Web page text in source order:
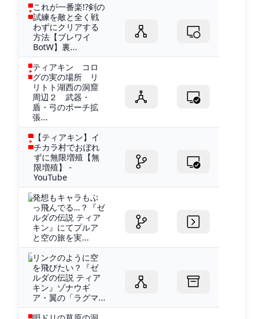
これが一番楽!?剣の
試練を敵と全く戦
わずにクリアする
方法【ブレワイ
BotW】裏...
ティアキン コロ
グの実の場所 リ
リトト湖西の洞窟
周辺２ 武器・
盾・弓のポーチ拡
張...
【ティアキン】イ
チカラ村でおぼれ
ずに無限増殖【無
限増殖】 -
YouTube
発想もキャラもぶ
っ飛んでる…？『ゼ
ルダの伝説 ティア
キン』にてプルア
と空の旅を実...
リンクのように空
を飛びたい？『ゼ
ルダの伝説 ティア
キン』ゾナウギ
ア・翼の「ラグマ...